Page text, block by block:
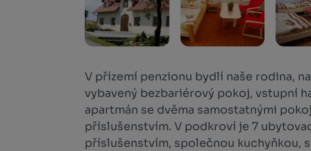
V přízemí penzionu bydlí naše rodina,
vybavený bezbariérový pokoj, vstupní
apartmán se dvěma samostatnými
příslušenstvím. V podkroví je 7
příslušenstvím, společnou kuchyňkou,